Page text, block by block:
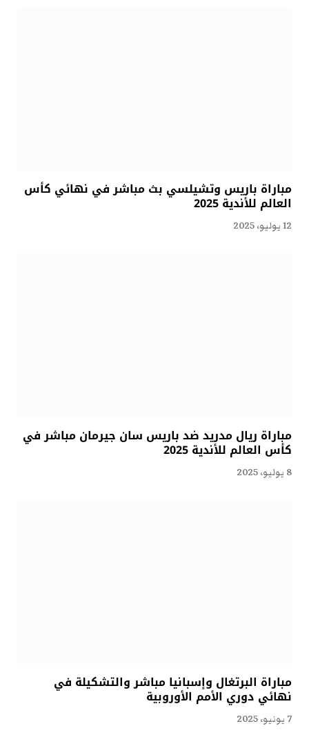
مباراة باريس وتشيلسي بث مباشر في نهائي كأس
العالم للأندية 2025
12 يوليو، 2025
مباراة ريال مدريد ضد باريس سان جيرمان مباشر في
كأس العالم للأندية 2025
8 يوليو، 2025
مباراة البرتغال وإسبانيا مباشر والتشكيلة في
نهائي دوري الأمم الأوروبية
7 يونيو، 2025